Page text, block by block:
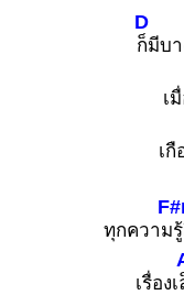
2
O
D
ก็มีบ
เ
เกื
ทุกความ
เรื่องเ